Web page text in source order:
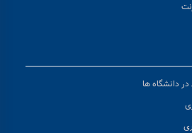
دانشگاه ها